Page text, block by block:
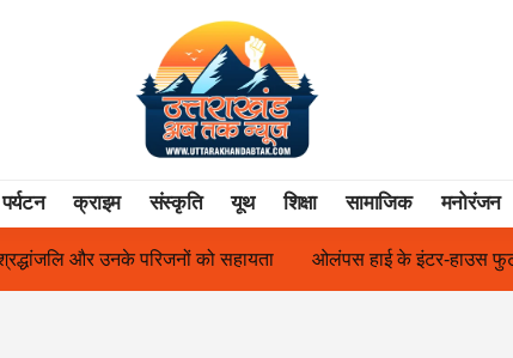
पर्यटन क्राइम संस्कृति यूथ शिक्षा सामाजिक मनोरंजन
ओलंपस हाई के इंटर-हाउस फुटबॉल टूर्नामेंट में रिग हाउस बना चैंपियन